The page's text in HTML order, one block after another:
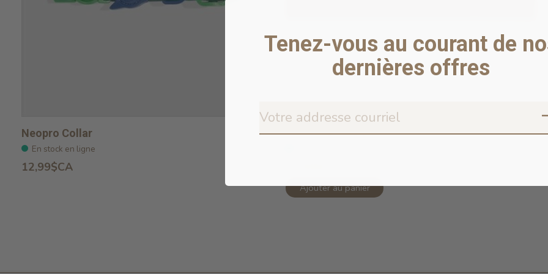
Neopro Collar
En stock en ligne
12,99$CA
Cat Collar- Canyon
Ajouter au panier
Tenez-vous au courant de
dernières offres